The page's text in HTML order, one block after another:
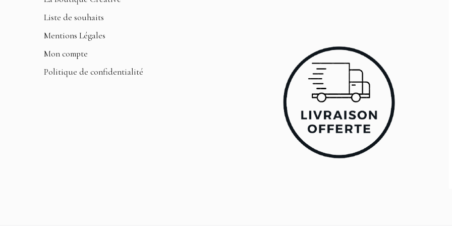
Liste de souhaits
Mentions Légales
Mon compte
Politique de confidentialité